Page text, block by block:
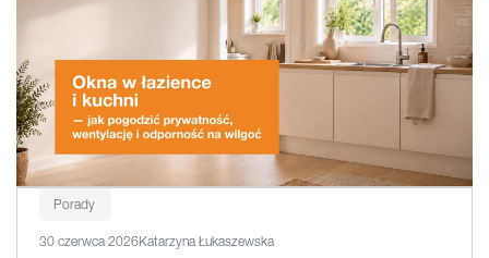
Porady
30 czerwca 2026Katarzyna Łukaszewska